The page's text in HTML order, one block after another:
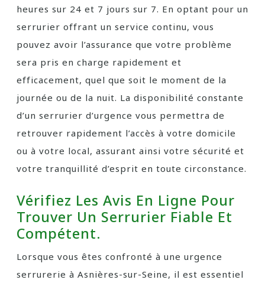
heures sur 24 et 7 jours sur 7. En optant pour un
serrurier offrant un service continu, vous
pouvez avoir l’assurance que votre problème
sera pris en charge rapidement et
efficacement, quel que soit le moment de la
journée ou de la nuit. La disponibilité constante
d’un serrurier d’urgence vous permettra de
retrouver rapidement l’accès à votre domicile
ou à votre local, assurant ainsi votre sécurité et
votre tranquillité d’esprit en toute circonstance.
Vérifiez Les Avis En Ligne Pour
Trouver Un Serrurier Fiable Et
Compétent.
Lorsque vous êtes confronté à une urgence
serrurerie à Asnières-sur-Seine, il est essentiel